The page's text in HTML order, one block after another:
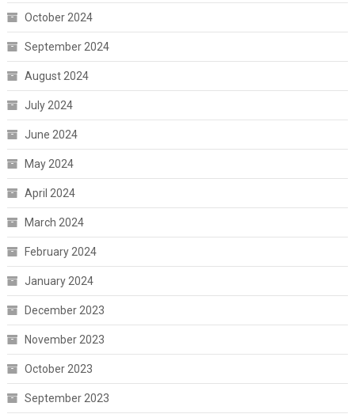
October 2024
September 2024
August 2024
July 2024
June 2024
May 2024
April 2024
March 2024
February 2024
January 2024
December 2023
November 2023
October 2023
September 2023